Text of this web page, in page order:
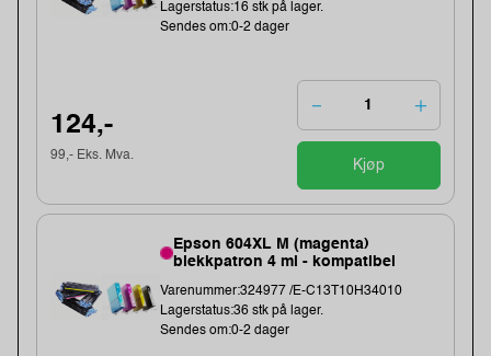
Lagerstatus:16 stk på lager.
Sendes om:0-2 dager
124,-
99,- Eks. Mva.
Kjøp
Epson 604XL M (magenta)
blekkpatron 4 ml - kompatibel
Varenummer:324977 /E-C13T10H34010
Lagerstatus:36 stk på lager.
Sendes om:0-2 dager